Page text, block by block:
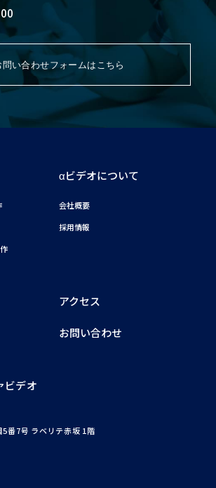
問い合わせフォームはこちら
αビデオについて
会社概要
採用情報
アクセス
お問い合わせ
ビデオ
番7号 ラベリテ赤坂 1階